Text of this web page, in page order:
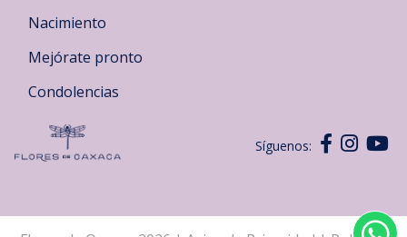
Nacimiento
Mejórate pronto
Condolencias
Síguenos: